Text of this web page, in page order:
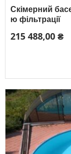
Скімерний
ю фільтрації
215 488,00 ₴